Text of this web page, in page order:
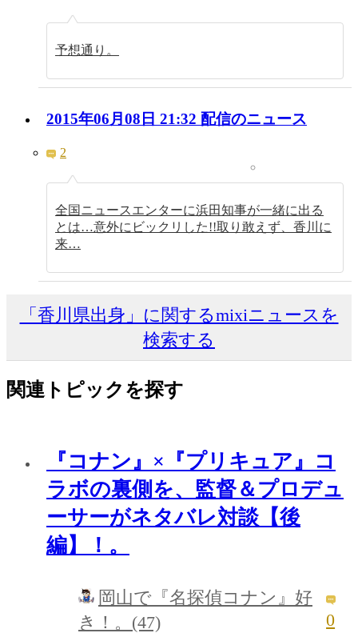
予想通り。
2015年06月08日 21:32 配信のニュース
2
全国ニュースエンターに浜田知事が一緒に出る
とは…意外にビックリした!!取り敢えず、香川に
来…
「香川県出身」に関するmixiニュースを
検索する
関連トピックを探す
『コナン』×『プリキュア』コ
ラボの裏側を、監督＆プロデュ
ーサーがネタバレ対談【後
編】！。
岡山で『名探偵コナン』好
き！。(47)
0